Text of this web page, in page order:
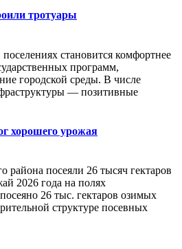
тротуары
становится комфортнее
программ,
городской среды. В числе
— позитивные
хорошего урожая
района посеяли 26 тысяч гектаров
2026 года на полях
26 тыс. гектаров озимых
структуре посевных